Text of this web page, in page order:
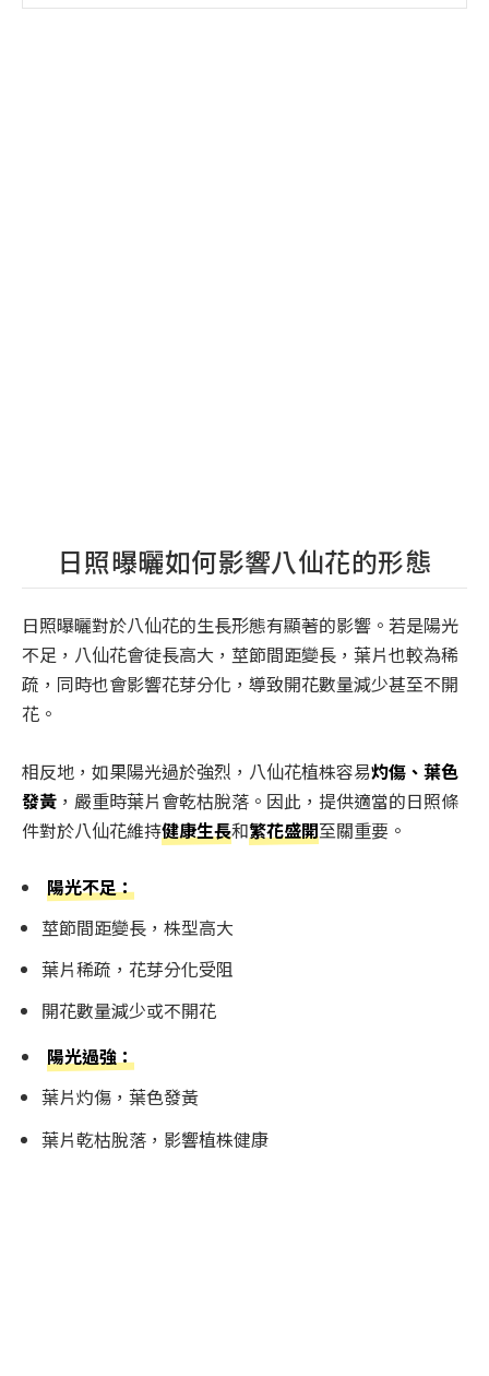
日照曝曬如何影響八仙花的形態
日照曝曬對於八仙花的生長形態有顯著的影響。若是陽光
不足，八仙花會徒長高大，莖節間距變長，葉片也較為稀
疏，同時也會影響花芽分化，導致開花數量減少甚至不開
花。
相反地，如果陽光過於強烈，八仙花植株容易灼傷、葉色
發黃 ，嚴重時葉片會乾枯脫落。因此，提供適當的日照條
件對於八仙花維持健康生長和繁花盛開至關重要。
陽光不足：
莖節間距變長，株型高大
葉片稀疏，花芽分化受阻
開花數量減少或不開花
陽光過強：
葉片灼傷，葉色發黃
葉片乾枯脫落，影響植株健康